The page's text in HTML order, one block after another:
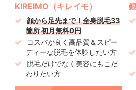
KIREIMO（キレイモ）
顔から足先まで！全身脱毛33
箇所 初月無料0円
コスパが良く高品質＆スピー
ディーな脱毛を体験したい方
脱毛だけでなく美容にもこだ
わりたい方